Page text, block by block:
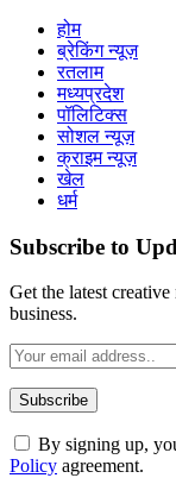
होम
ब्रेकिंग न्यूज़
रतलाम
मध्यप्रदेश
पॉलिटिक्स
सोशल न्यूज़
क्राइम न्यूज़
खेल
धर्म
Subscribe to
Get the latest
business.
By signing up,
Policy agreement.